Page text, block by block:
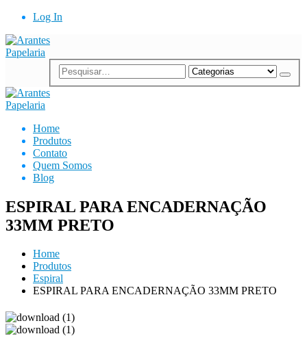
Log In
Home
Produtos
Contato
Quem Somos
Blog
ESPIRAL PARA ENCADERNAÇÃO
33MM PRETO
Home
Produtos
Espiral
ESPIRAL PARA ENCADERNAÇÃO 33MM PRETO